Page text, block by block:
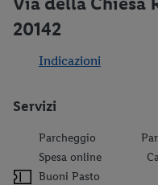
20142
Indicazioni
Servizi
Parcheggio
Spesa online
Buoni Pasto